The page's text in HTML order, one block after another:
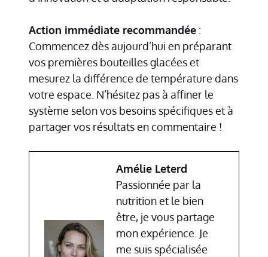
Action immédiate recommandée :
Commencez dès aujourd’hui en préparant
vos premières bouteilles glacées et
mesurez la différence de température dans
votre espace. N’hésitez pas à affiner le
système selon vos besoins spécifiques et à
partager vos résultats en commentaire !
Amélie Leterd
Passionnée par la
nutrition et le bien
être, je vous partage
mon expérience. Je
me suis spécialisée